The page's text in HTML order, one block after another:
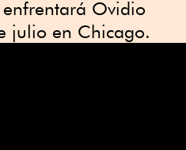
Ovidio
julio en Chicago.